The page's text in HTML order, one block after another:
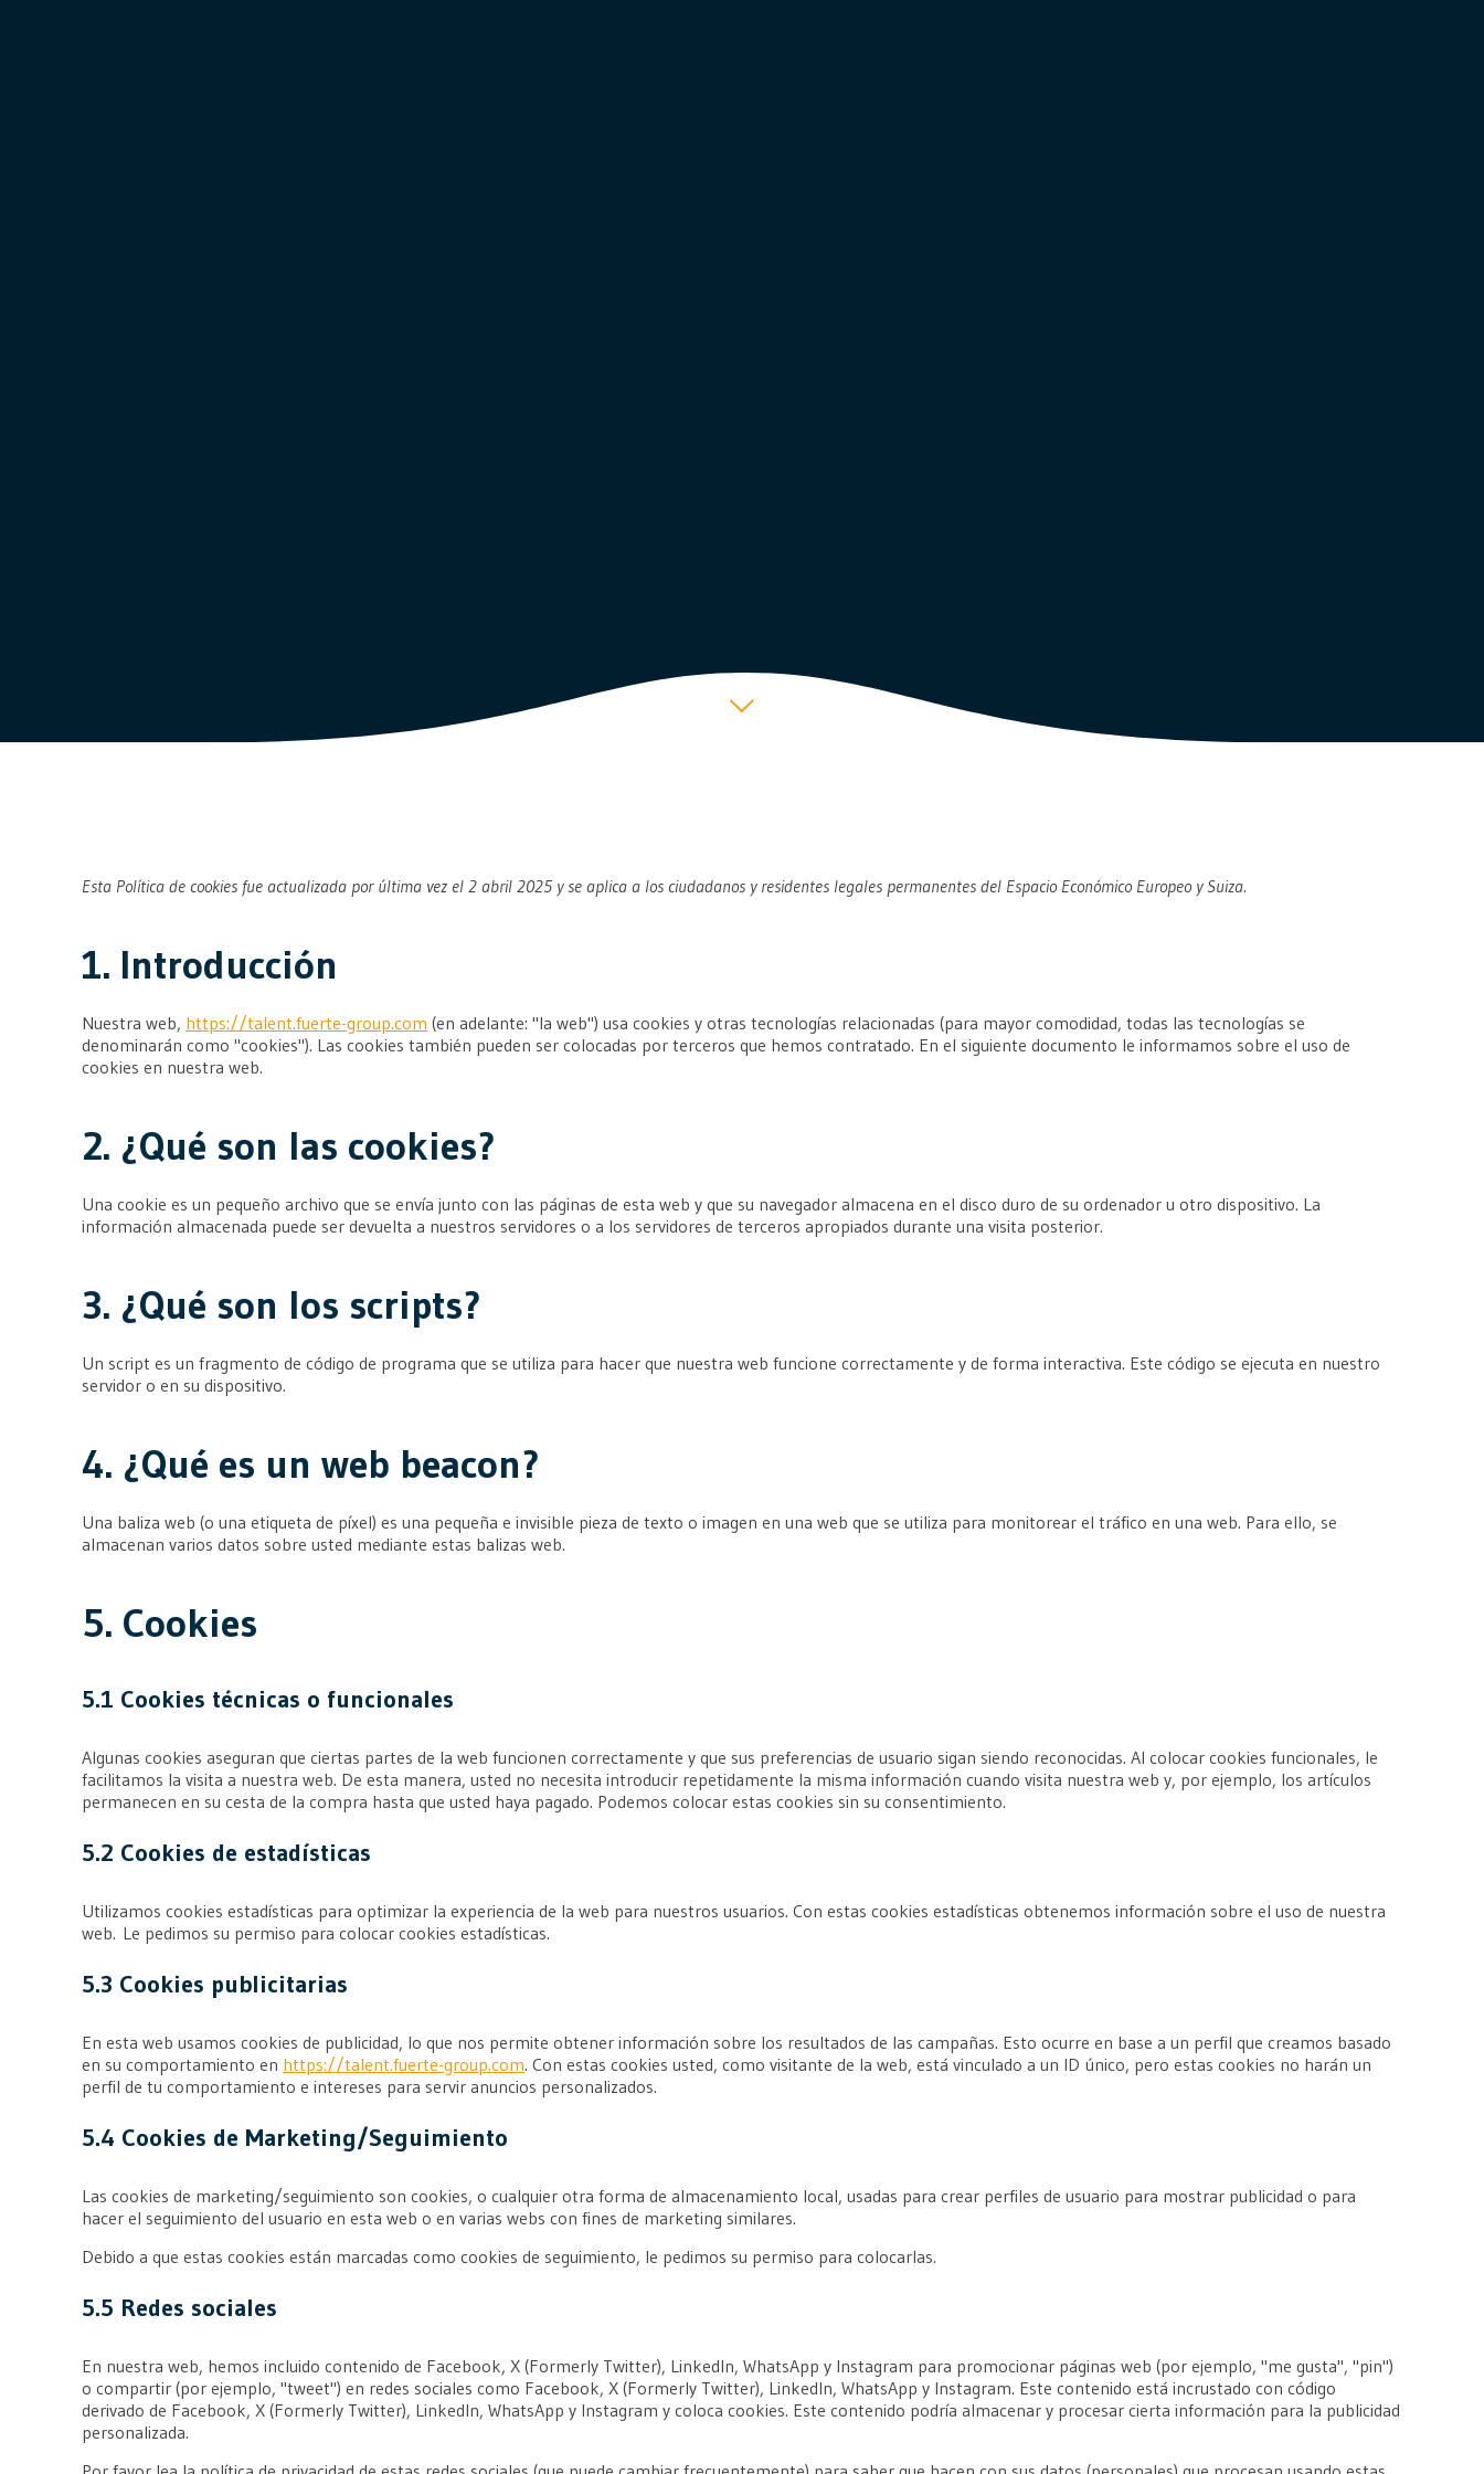
Esta Política de cookies fue actualizada por última vez el 2 abril 2025 y se aplica a los ciudadanos y residentes legales permanentes del Espacio Económico Europeo y Suiza.
1. Introducción
Nuestra web, https://talent.fuerte-group.com (en adelante: "la web") usa cookies y otras tecnologías relacionadas (para mayor comodidad, todas las tecnologías se
denominarán como "cookies"). Las cookies también pueden ser colocadas por terceros que hemos contratado. En el siguiente documento le informamos sobre el uso de
cookies en nuestra web.
2. ¿Qué son las cookies?
Una cookie es un pequeño archivo que se envía junto con las páginas de esta web y que su navegador almacena en el disco duro de su ordenador u otro dispositivo. La
información almacenada puede ser devuelta a nuestros servidores o a los servidores de terceros apropiados durante una visita posterior.
3. ¿Qué son los scripts?
Un script es un fragmento de código de programa que se utiliza para hacer que nuestra web funcione correctamente y de forma interactiva. Este código se ejecuta en nuestro
servidor o en su dispositivo.
4. ¿Qué es un web beacon?
Una baliza web (o una etiqueta de píxel) es una pequeña e invisible pieza de texto o imagen en una web que se utiliza para monitorear el tráfico en una web. Para ello, se
almacenan varios datos sobre usted mediante estas balizas web.
5. Cookies
5.1 Cookies técnicas o funcionales
Algunas cookies aseguran que ciertas partes de la web funcionen correctamente y que sus preferencias de usuario sigan siendo reconocidas. Al colocar cookies funcionales, le
facilitamos la visita a nuestra web. De esta manera, usted no necesita introducir repetidamente la misma información cuando visita nuestra web y, por ejemplo, los artículos
permanecen en su cesta de la compra hasta que usted haya pagado. Podemos colocar estas cookies sin su consentimiento.
5.2 Cookies de estadísticas
Utilizamos cookies estadísticas para optimizar la experiencia de la web para nuestros usuarios. Con estas cookies estadísticas obtenemos información sobre el uso de nuestra
web. Le pedimos su permiso para colocar cookies estadísticas.
5.3 Cookies publicitarias
En esta web usamos cookies de publicidad, lo que nos permite obtener información sobre los resultados de las campañas. Esto ocurre en base a un perfil que creamos basado
en su comportamiento en https://talent.fuerte-group.com. Con estas cookies usted, como visitante de la web, está vinculado a un ID único, pero estas cookies no harán un
perfil de tu comportamiento e intereses para servir anuncios personalizados.
5.4 Cookies de Marketing/Seguimiento
Las cookies de marketing/seguimiento son cookies, o cualquier otra forma de almacenamiento local, usadas para crear perfiles de usuario para mostrar publicidad o para
hacer el seguimiento del usuario en esta web o en varias webs con fines de marketing similares.
Debido a que estas cookies están marcadas como cookies de seguimiento, le pedimos su permiso para colocarlas.
5.5 Redes sociales
En nuestra web, hemos incluido contenido de Facebook, X (Formerly Twitter), LinkedIn, WhatsApp y Instagram para promocionar páginas web (por ejemplo, "me gusta", "pin")
o compartir (por ejemplo, "tweet") en redes sociales como Facebook, X (Formerly Twitter), LinkedIn, WhatsApp y Instagram. Este contenido está incrustado con código
derivado de Facebook, X (Formerly Twitter), LinkedIn, WhatsApp y Instagram y coloca cookies. Este contenido podría almacenar y procesar cierta información para la publicidad
personalizada.